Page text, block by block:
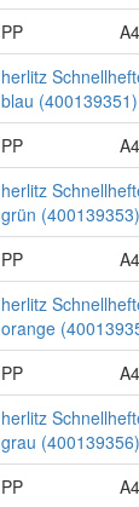
PP
A4
herlitz
blau (400139351)
PP
A4
herlitz
grün (400139353)
PP
A4
herlitz
orange
PP
A4
herlitz
grau (400139356)
PP
A4